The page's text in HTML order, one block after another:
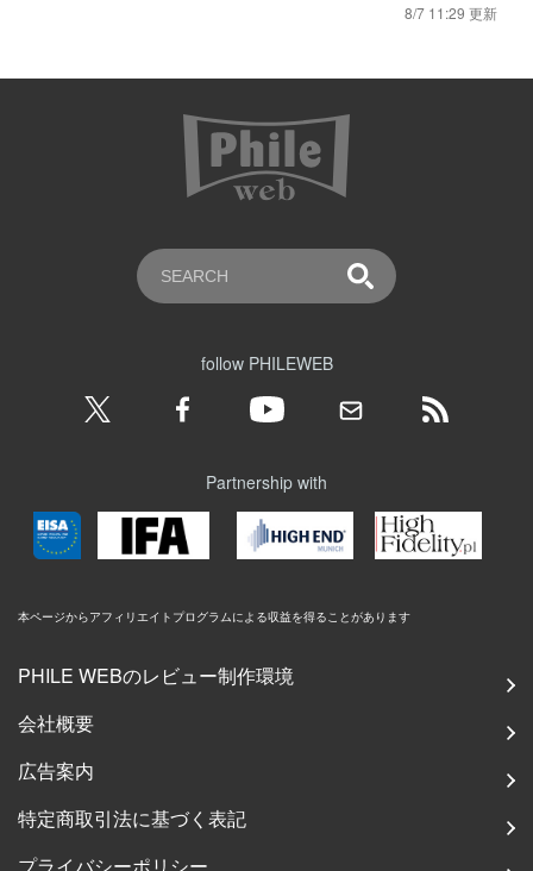
8/7 11:29 更新
follow PHILEWEB
Partnership with
本ページからアフィリエイトプログラムによる収益を得ることがあります
PHILE WEBのレビュー制作環境
会社概要
広告案内
特定商取引法に基づく表記
プライバシーポリシー